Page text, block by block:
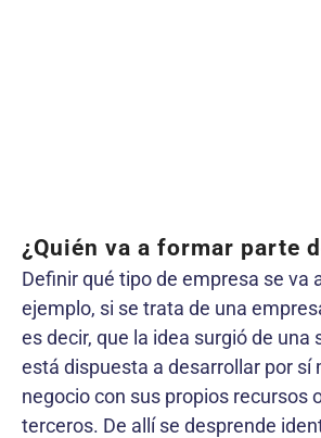
¿Quién va a formar parte
Definir qué tipo de empresa se va
ejemplo, si se trata de una
es decir, que la idea surgió de una
está dispuesta a desarrollar por sí
negocio con sus propios recursos
terceros. De allí se desprende